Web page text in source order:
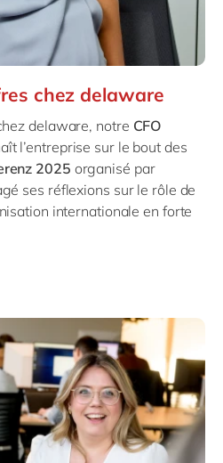
chez delaware
delaware, notre CFO
l’entreprise sur le bout des
2025 organisé par
ses réflexions sur le rôle de
internationale en forte